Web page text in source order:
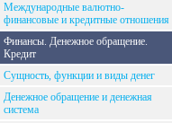
Международные валютно-
финансовые и кредитные отношения
Финансы. Денежное обращение.
Кредит
Сущность, функции и виды денег
Денежное обращение и денежная
система